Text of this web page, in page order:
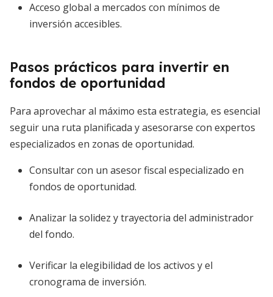
Acceso global a mercados con mínimos de
inversión accesibles.
Pasos prácticos para invertir en
fondos de oportunidad
Para aprovechar al máximo esta estrategia, es esencial
seguir una ruta planificada y asesorarse con expertos
especializados en zonas de oportunidad.
Consultar con un asesor fiscal especializado en
fondos de oportunidad.
Analizar la solidez y trayectoria del administrador
del fondo.
Verificar la elegibilidad de los activos y el
cronograma de inversión.